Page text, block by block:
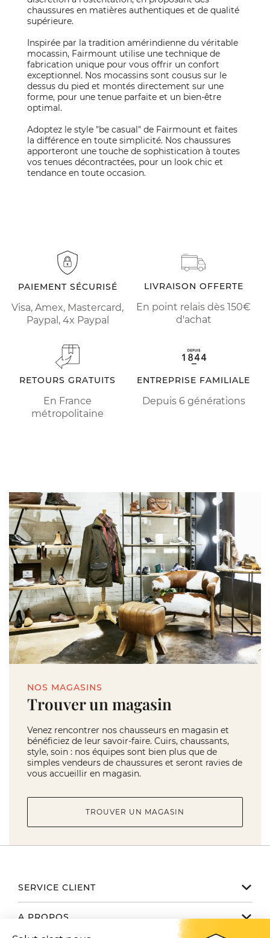
chaussures en matières authentiques et de qualité
supérieure.
Inspirée par la tradition amérindienne du véritable
mocassin, Fairmount utilise une technique de
fabrication unique pour vous offrir un confort
exceptionnel. Nos mocassins sont cousus sur le
dessus du pied et montés directement sur une
forme, pour une tenue parfaite et un bien-être
optimal.
Adoptez le style "be casual" de Fairmount et faites
la différence en toute simplicité. Nos chaussures
apporteront une touche de sophistication à toutes
vos tenues décontractées, pour un look chic et
tendance en toute occasion.
PAIEMENT SÉCURISÉ
Visa, Amex, Mastercard,
Paypal, 4x Paypal
LIVRAISON OFFERTE
En point relais dès 150€
d'achat
RETOURS GRATUITS
En France
métropolitaine
ENTREPRISE FAMILIALE
Depuis 6 générations
NOS MAGASINS
Trouver un magasin
Venez rencontrer nos chausseurs en magasin et
bénéficiez de leur savoir-faire. Cuirs, chaussants,
style, soin : nos équipes sont bien plus que de
simples vendeurs de chaussures et seront ravies de
vous accueillir en magasin.
TROUVER UN MAGASIN
SERVICE CLIENT
de 9h à 17h du lundi au vendredi
A PROPOS